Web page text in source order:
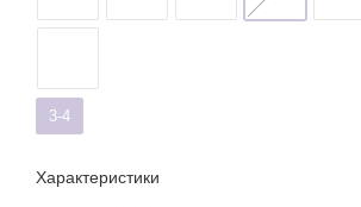
3-4
Характеристики